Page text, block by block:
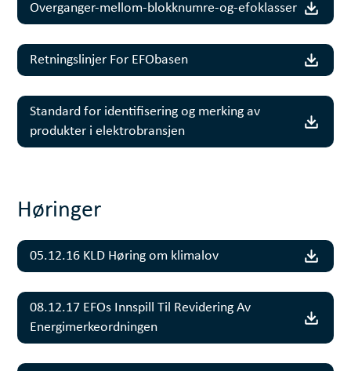
Overganger-mellom-blokknumre-og-efoklasser
Retningslinjer For EFObasen
Standard for identifisering og merking av
produkter i elektrobransjen
Høringer
05.12.16 KLD Høring om klimalov
08.12.17 EFOs Innspill Til Revidering Av
Energimerkeordningen